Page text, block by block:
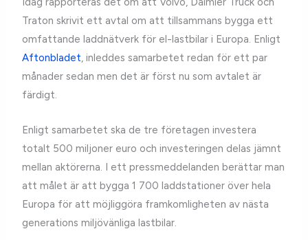
Traton skrivit ett avtal om att tillsammans bygga ett
omfattande laddnätverk för el-lastbilar i Europa. Enligt
Aftonbladet, inleddes samarbetet redan för ett par
månader sedan men det är först nu som avtalet är
färdigt.
Enligt samarbetet ska de tre företagen investera
totalt 500 miljoner euro och investeringen delas jämnt
mellan aktörerna. I ett pressmeddelanden berättar man
att målet är att bygga 1 700 laddstationer över hela
Europa för att möjliggöra framkomligheten av nästa
generations miljövänliga lastbilar.